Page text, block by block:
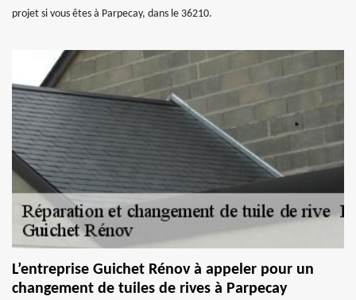
projet si vous êtes à Parpecay, dans le 36210.
L’entreprise Guichet Rénov à appeler pour un
changement de tuiles de rives à Parpecay